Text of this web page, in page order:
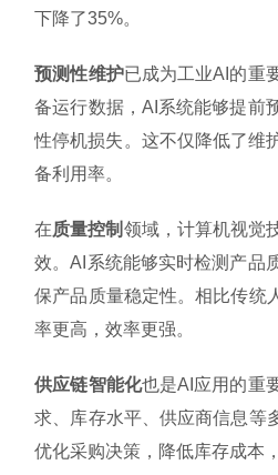
下降了35%。
预测性维护已成为工业AI的重
备运行数据，AI系统能够提前
性停机损失。这不仅降低了维
备利用率。
在质量控制 领域，计算机视觉
效。AI系统能够实时检测产品
保产品质量稳定性。相比传统
率更高，效率更强。
供应链智能化也是AI应用的重
求、库存水平、供应商信息等
优化采购决策，降低库存成本